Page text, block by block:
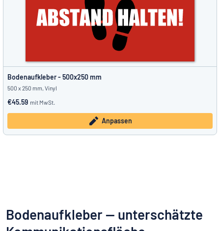
Bodenaufkleber - 500x250 mm
500 x 250 mm, Vinyl
€45.59 mit MwSt.
Anpassen
Bodenaufkleber — unterschätzte